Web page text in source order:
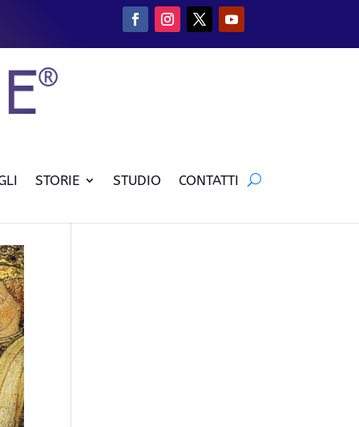
STORIE STUDIO CONTATTI